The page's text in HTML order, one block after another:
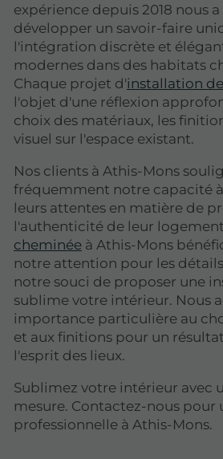
expérience depuis 2018 nous
développer un savoir-faire
l'intégration discrète et
modernes dans des habitats
Chaque projet d'installation
l'objet d'une réflexion
choix des matériaux, les
visuel sur l'espace existant.
Nos clients à Athis-Mons
fréquemment notre capacité
leurs attentes en matière de
l'authenticité de leur
cheminée à Athis-Mons
notre attention pour les
notre souci de proposer une
sublime votre intérieur. Nous
importance particulière au
et aux finitions pour un
l'esprit des lieux.
Sublimez votre intérieur avec
mesure. Contactez-nous pour
professionnelle à Athis-Mons.